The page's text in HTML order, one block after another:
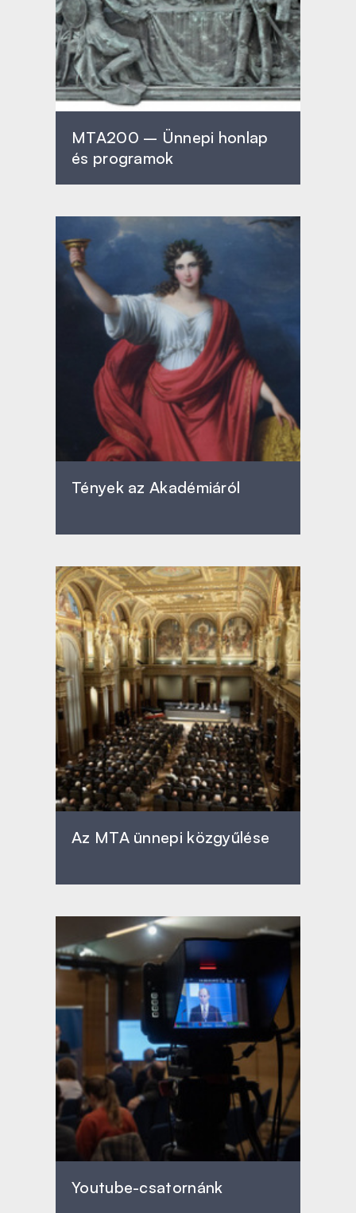
MTA200 – Ünnepi honlap
és programok
Tények az Akadémiáról
Az MTA ünnepi közgyűlése
Youtube-csatornánk